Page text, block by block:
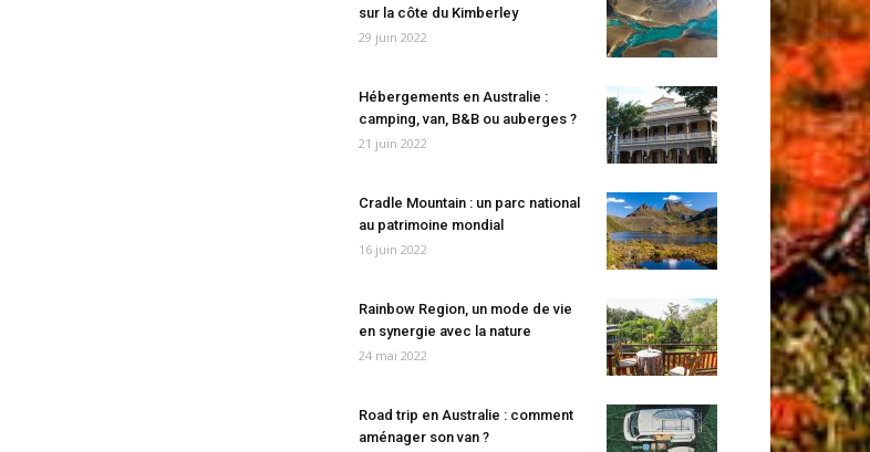
sur la côte du Kimberley
29 juin 2022
Hébergements en Australie :
camping, van, B&B ou auberges ?
21 juin 2022
Cradle Mountain : un parc national
au patrimoine mondial
16 juin 2022
Rainbow Region, un mode de vie
en synergie avec la nature
24 mai 2022
Road trip en Australie : comment
aménager son van ?